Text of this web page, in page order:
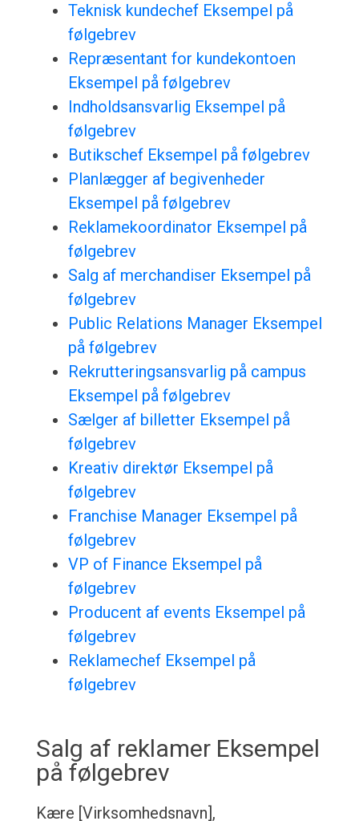
Teknisk kundechef Eksempel på
følgebrev
Repræsentant for kundekontoen
Eksempel på følgebrev
Indholdsansvarlig Eksempel på
følgebrev
Butikschef Eksempel på følgebrev
Planlægger af begivenheder
Eksempel på følgebrev
Reklamekoordinator Eksempel på
følgebrev
Salg af merchandiser Eksempel på
følgebrev
Public Relations Manager Eksempel
på følgebrev
Rekrutteringsansvarlig på campus
Eksempel på følgebrev
Sælger af billetter Eksempel på
følgebrev
Kreativ direktør Eksempel på
følgebrev
Franchise Manager Eksempel på
følgebrev
VP of Finance Eksempel på
følgebrev
Producent af events Eksempel på
følgebrev
Reklamechef Eksempel på
følgebrev
Salg af reklamer Eksempel
på følgebrev
Kære [Virksomhedsnavn],